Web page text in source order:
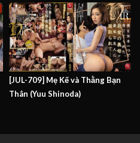
[JUL-709] Mẹ Kế và Thằng Bạn
Thân (Yuu Shinoda)